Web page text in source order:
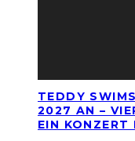
TEDDY
2027 AN –
EIN KONZERT